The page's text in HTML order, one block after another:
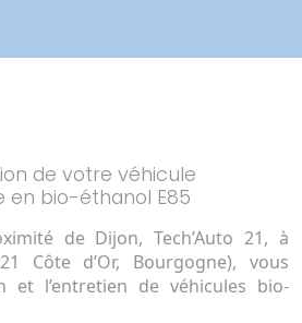
de votre véhicule
en bio-éthanol E85
de Dijon, Tech’Auto 21, à
Côte d’Or, Bourgogne), vous
et l’entretien de véhicules bio-